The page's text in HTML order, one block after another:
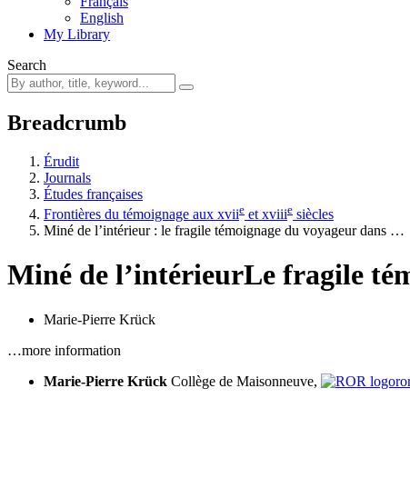
English
My Library
Search
Breadcrumb
Érudit
Journals
Études françaises
Frontières du témoignage aux xviie et xviiie siècles
Miné de l’intérieur : le fragile témoignage du voyageur dans …
Miné de l’intérieurLe fragile
Marie-Pierre Krück
…more information
Marie-Pierre Krück Collège de Maisonneuve,